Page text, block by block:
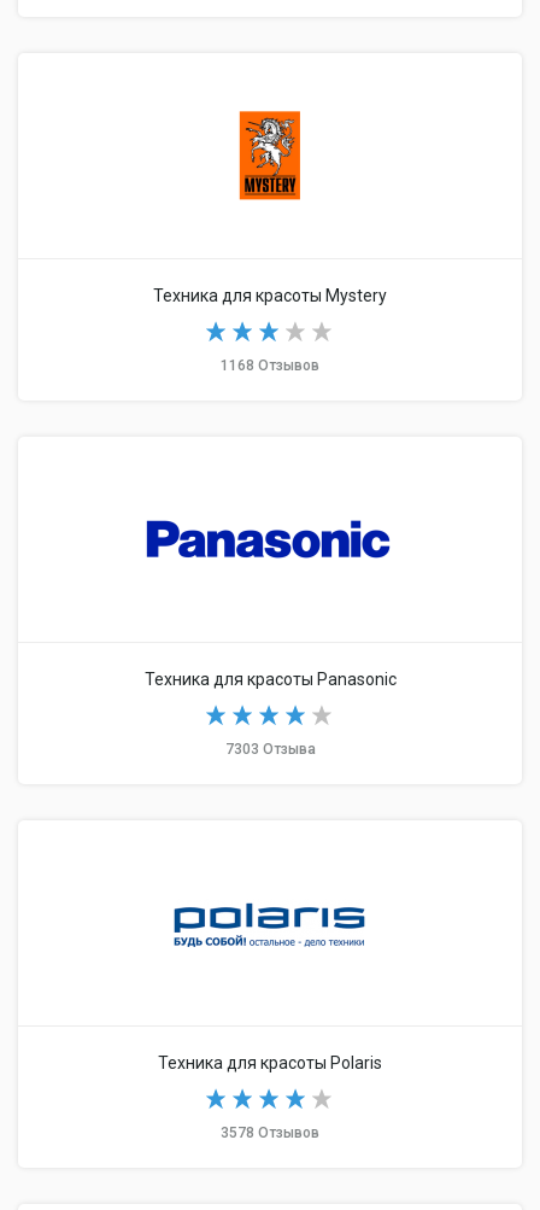
Техника для красоты Mystery
1168 Отзывов
Техника для красоты Panasonic
7303 Отзыва
Техника для красоты Polaris
3578 Отзывов